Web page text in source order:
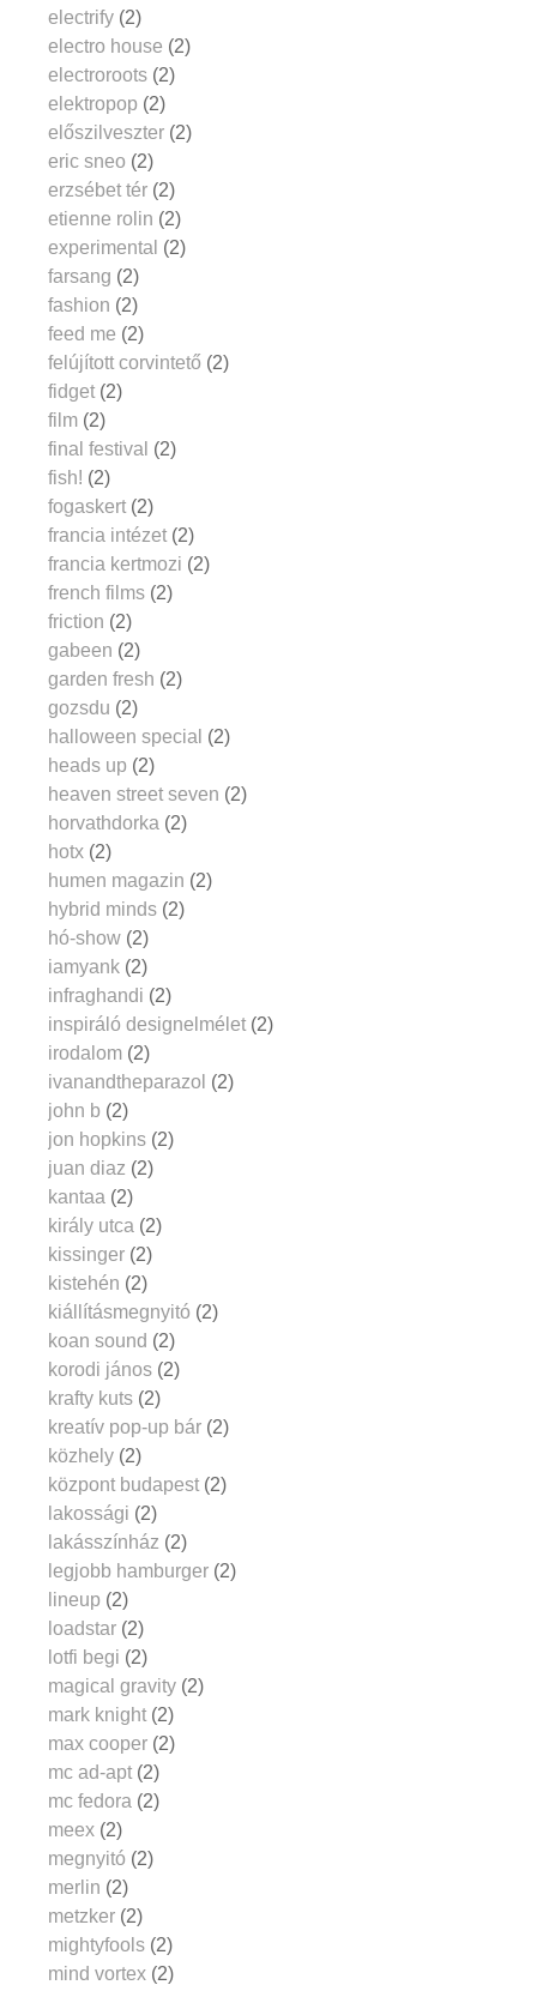
electrify (2)
electro house (2)
electroroots (2)
elektropop (2)
előszilveszter (2)
eric sneo (2)
erzsébet tér (2)
etienne rolin (2)
experimental (2)
farsang (2)
fashion (2)
feed me (2)
felújított corvintető (2)
fidget (2)
film (2)
final festival (2)
fish! (2)
fogaskert (2)
francia intézet (2)
francia kertmozi (2)
french films (2)
friction (2)
gabeen (2)
garden fresh (2)
gozsdu (2)
halloween special (2)
heads up (2)
heaven street seven (2)
horvathdorka (2)
hotx (2)
humen magazin (2)
hybrid minds (2)
hó-show (2)
iamyank (2)
infraghandi (2)
inspiráló designelmélet (2)
irodalom (2)
ivanandtheparazol (2)
john b (2)
jon hopkins (2)
juan diaz (2)
kantaa (2)
király utca (2)
kissinger (2)
kistehén (2)
kiállításmegnyitó (2)
koan sound (2)
korodi jános (2)
krafty kuts (2)
kreatív pop-up bár (2)
közhely (2)
központ budapest (2)
lakossági (2)
lakásszínház (2)
legjobb hamburger (2)
lineup (2)
loadstar (2)
lotfi begi (2)
magical gravity (2)
mark knight (2)
max cooper (2)
mc ad-apt (2)
mc fedora (2)
meex (2)
megnyitó (2)
merlin (2)
metzker (2)
mightyfools (2)
mind vortex (2)